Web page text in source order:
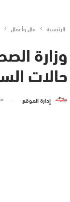
الرئيسية مال وأعمال
وزارة
حالات
إدارة الموقع